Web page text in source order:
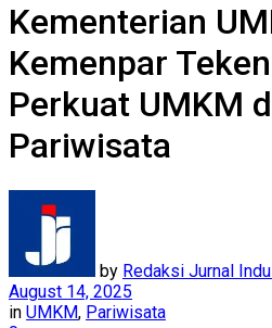
Kementerian
Kemenpar
Perkuat UMKM
Pariwisata
by Redaksi Jurnal
August 14, 2025
in UMKM, Pariwisata